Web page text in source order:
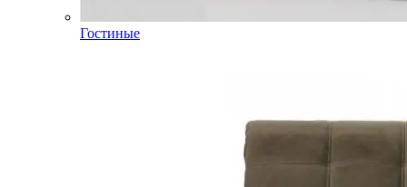
Гостиные